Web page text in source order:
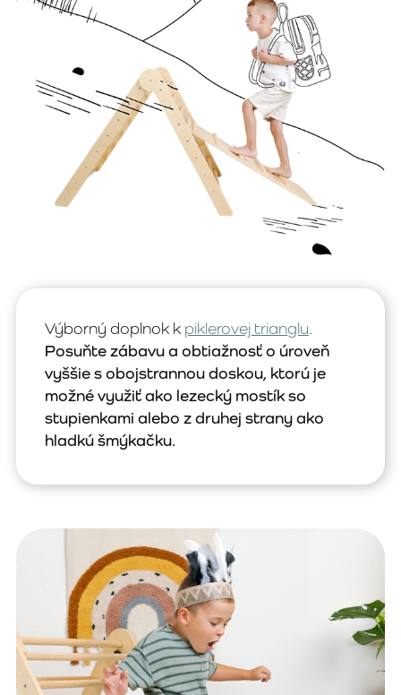
Výborný doplnok k piklerovej trianglu.
Posuňte zábavu a obtiažnosť o úroveň
vyššie s obojstrannou doskou, ktorú je
možné využiť ako lezecký mostík so
stupienkami alebo z druhej strany ako
hladkú šmýkačku.